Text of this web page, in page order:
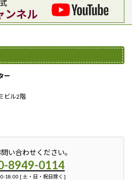
ー
ビル2階
い合わせください。
8949-0114
18:00 [ 土・日・祝日除く ]